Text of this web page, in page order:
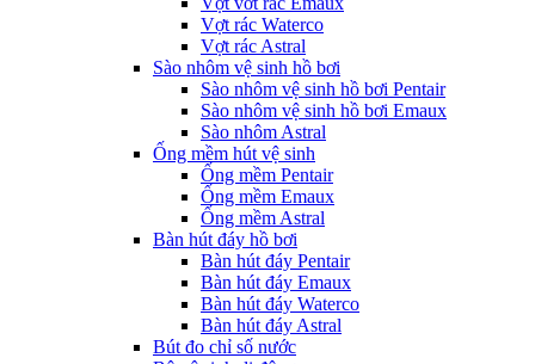
Vợt rác Waterco
Vợt rác Astral
Sào nhôm vệ sinh hồ bơi
Sào nhôm vệ sinh hồ bơi Pentair
Sào nhôm vệ sinh hồ bơi Emaux
Sào nhôm Astral
Ống mềm hút vệ sinh
Ống mềm Pentair
Ống mềm Emaux
Ống mềm Astral
Bàn hút đáy hồ bơi
Bàn hút đáy Pentair
Bàn hút đáy Emaux
Bàn hút đáy Waterco
Bàn hút đáy Astral
Bút đo chỉ số nước